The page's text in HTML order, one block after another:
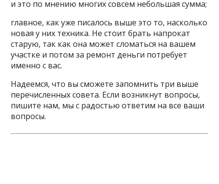
и это по мнению многих совсем небольшая сумма;
главное, как уже писалось выше это то, насколько
новая у них техника. Не стоит брать напрокат
старую, так как она может сломаться на вашем
участке и потом за ремонт деньги потребует
именно с вас.
Надеемся, что вы сможете запомнить три выше
перечисленных совета. Если возникнут вопросы,
пишите нам, мы с радостью ответим на все ваши
вопросы.